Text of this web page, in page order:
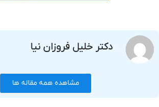
دکتر خلیل فروزان نیا
مشاهده همه مقاله ها